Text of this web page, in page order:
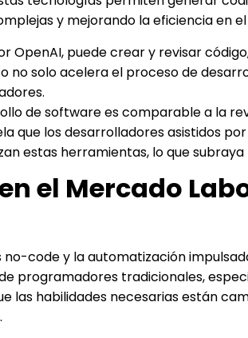
y mejorando la eficiencia en
OpenAI, puede crear y revisar
no solo acelera el proceso de
de software es comparable a la
que los desarrolladores asistidos
estas herramientas, lo que
el Mercado
no-code y la automatización
programadores tradicionales,
las habilidades necesarias están